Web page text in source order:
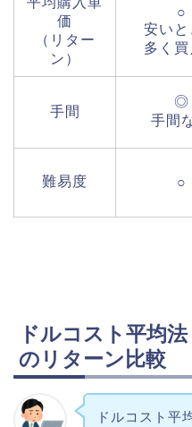
価
（リター
ン）
○
安いと
多く買
手間
◎
手間
難易度 ○
ドルコスト平均
のリターン比較
ドルコスト平